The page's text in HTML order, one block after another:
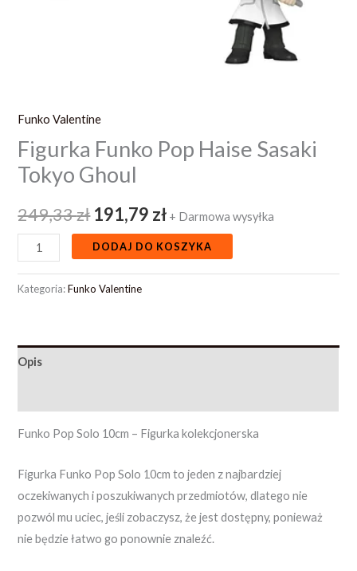
Funko Valentine
Figurka Funko Pop Haise Sasaki
Tokyo Ghoul
249,33zł 191,79 zł + Darmowa wysyłka
DODAJ DO KOSZYKA
Kategoria:Funko Valentine
Opis
Funko Pop Solo 10cm – Figurka kolekcjonerska
Figurka Funko Pop Solo 10cm to jeden z najbardziej
oczekiwanych i poszukiwanych przedmiotów, dlatego nie
pozwól mu uciec, jeśli zobaczysz, że jest dostępny, ponieważ
nie będzie łatwo go ponownie znaleźć.